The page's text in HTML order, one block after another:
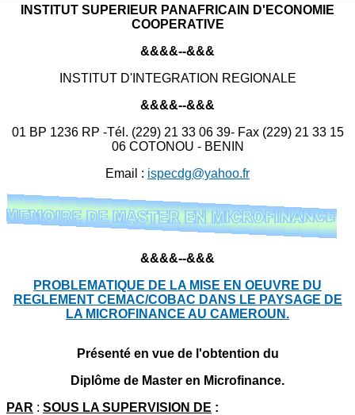
INSTITUT SUPERIEUR PANAFRICAIN D'ECONOMIE
COOPERATIVE
&&&&--&&&
INSTITUT D'INTEGRATION REGIONALE
&&&&--&&&
01 BP 1236 RP -Tél. (229) 21 33 06 39- Fax (229) 21 33 15
06 COTONOU - BENIN
Email : ispecdg@yahoo.fr
&&&&--&&&
PROBLEMATIQUE DE LA MISE EN OEUVRE DU
REGLEMENT CEMAC/COBAC DANS LE PAYSAGE DE
LA MICROFINANCE AU CAMEROUN.
Présenté en vue de l'obtention du
Diplôme de Master en Microfinance.
PAR : SOUS LA SUPERVISION DE :